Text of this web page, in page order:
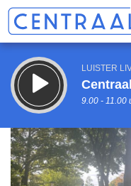
LUISTER
9.00 - 11.00
Vorig uur